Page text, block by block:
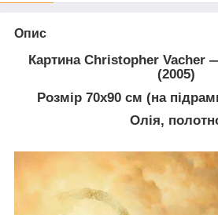
Опис
Картина Christopher Vacher
(2005)
Розмір 70х90 см (на
Олія,